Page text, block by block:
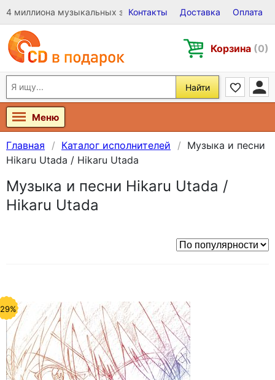
4 миллиона музыкальных записей на Виниле, CD и DVD
Контакты Доставка Оплата
Корзина (0)
Найти
Меню
Главная Каталог исполнителей
Музыка и песни
Hikaru Utada / Hikaru Utada
Музыка и песни Hikaru Utada /
Hikaru Utada